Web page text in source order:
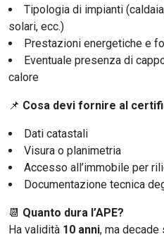
Tipologia di impianti
solari, ecc.)
Prestazioni energetiche e
Eventuale presenza di
calore
📌 Cosa devi fornire al
Dati catastali
Visura o planimetria
Accesso all’immobile per
Documentazione tecnica
📆 Quanto dura l’APE?
Ha validità 10 anni, ma